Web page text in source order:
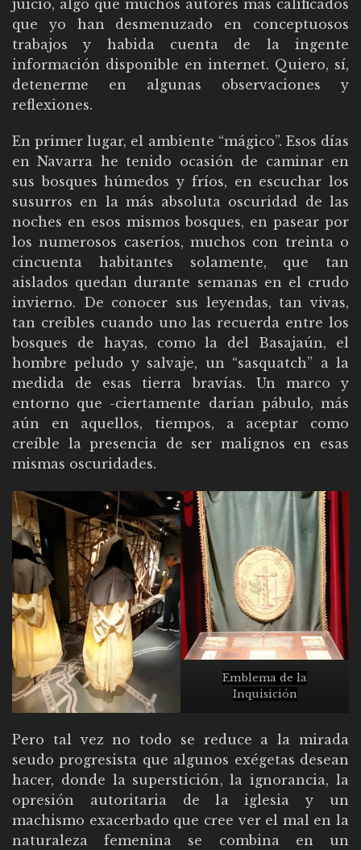
juicio, algo que muchos autores más calificados
que yo han desmenuzado en conceptuosos
trabajos y habida cuenta de la ingente
información disponible en internet. Quiero, sí,
detenerme en algunas observaciones y
reflexiones.
En primer lugar, el ambiente “mágico”. Esos días
en Navarra he tenido ocasión de caminar en
sus bosques húmedos y fríos, en escuchar los
susurros en la más absoluta oscuridad de las
noches en esos mismos bosques, en pasear por
los numerosos caseríos, muchos con treinta o
cincuenta habitantes solamente, que tan
aislados quedan durante semanas en el crudo
invierno. De conocer sus leyendas, tan vivas,
tan creíbles cuando uno las recuerda entre los
bosques de hayas, como la del Basajaún, el
hombre peludo y salvaje, un “sasquatch” a la
medida de esas tierra bravías. Un marco y
entorno que -ciertamente darían pábulo, más
aún en aquellos, tiempos, a aceptar como
creíble la presencia de ser malignos en esas
mismas oscuridades.
Emblema de la
Inquisición
Pero tal vez no todo se reduce a la mirada
seudo progresista que algunos exégetas desean
hacer, donde la superstición, la ignorancia, la
opresión autoritaria de la iglesia y un
machismo exacerbado que cree ver el mal en la
naturaleza femenina se combina en un